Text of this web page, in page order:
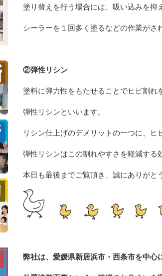
塗り替えを行う場合には、 吸い込みを抑
シーラーを１回多く塗るなどの作業がさ
②弾性リシン
塗料に弾力性をもたせることでヒビ割れ
弾性リシンといいます。
リシン仕上げのデメリットの一つに、ヒ
弾性リシンはこの割れやすさを軽減する
本日も最後までご覧頂き、誠にありがと
弊社は、愛媛県新居浜市・西条市を中